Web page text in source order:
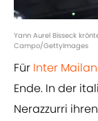
Yann Aurel Bisseck
Campo/GettyImages
Für Inter
Ende. In der
Nerazzurri